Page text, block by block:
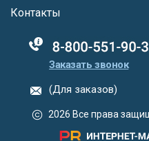
Контакты
88005555550
Заказать звонок
(Для заказов)
2026 Все права